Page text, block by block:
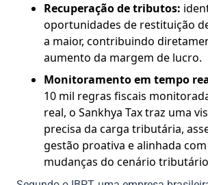
Recuperação de tributos:
oportunidades de restituição
a maior, contribuindo
aumento da margem de lucro.
Monitoramento em tempo
10 mil regras fiscais
real, o Sankhya Tax traz uma
precisa da carga tributária,
gestão proativa e alinhada
mudanças do cenário